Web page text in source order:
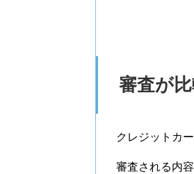
審査が
クレジットカ
審査される内